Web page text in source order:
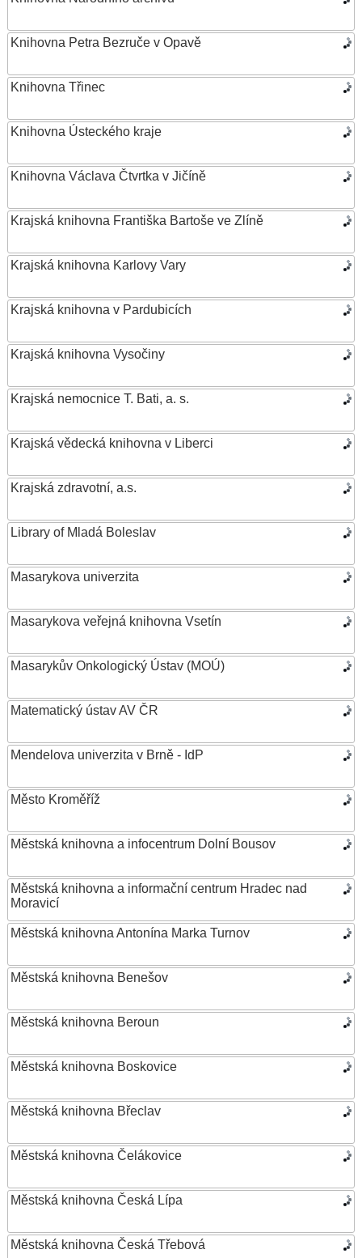
Knihovna Petra Bezruče v Opavě
Knihovna Třinec
Knihovna Ústeckého kraje
Knihovna Václava Čtvrtka v Jičíně
Krajská knihovna Františka Bartoše ve Zlíně
Krajská knihovna Karlovy Vary
Krajská knihovna v Pardubicích
Krajská knihovna Vysočiny
Krajská nemocnice T. Bati, a. s.
Krajská vědecká knihovna v Liberci
Krajská zdravotní, a.s.
Library of Mladá Boleslav
Masarykova univerzita
Masarykova veřejná knihovna Vsetín
Masarykův Onkologický Ústav (MOÚ)
Matematický ústav AV ČR
Mendelova univerzita v Brně - IdP
Město Kroměříž
Městská knihovna a infocentrum Dolní Bousov
Městská knihovna a informační centrum Hradec nad
Moravicí
Městská knihovna Antonína Marka Turnov
Městská knihovna Benešov
Městská knihovna Beroun
Městská knihovna Boskovice
Městská knihovna Břeclav
Městská knihovna Čelákovice
Městská knihovna Česká Lípa
Městská knihovna Česká Třebová